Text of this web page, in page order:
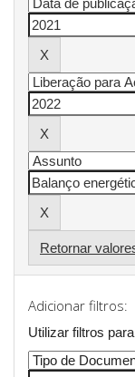
Retornar
Adicionar filtros:
Utilizar filtros